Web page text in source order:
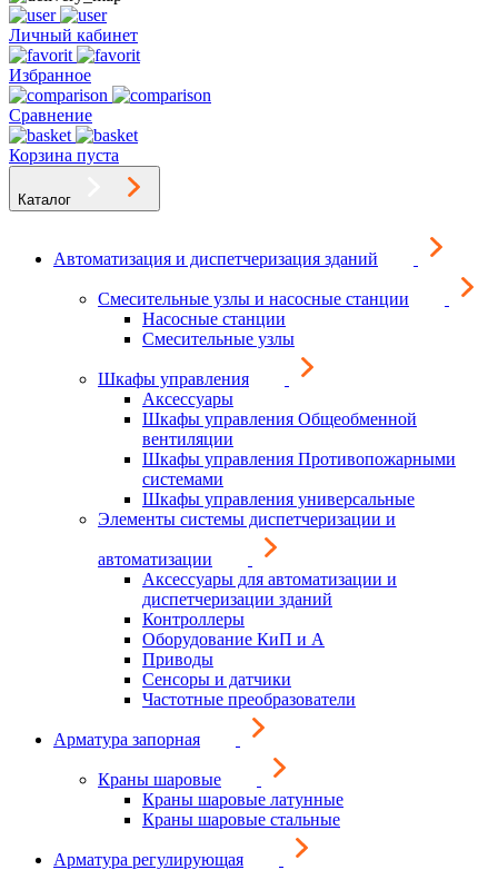
Личный кабинет
Избранное
Сравнение
Корзина пуста
Каталог
Автоматизация и диспетчеризация зданий
Смесительные узлы и насосные станции
Насосные станции
Смесительные узлы
Шкафы управления
Аксессуары
Шкафы управления Общеобменной
вентиляции
Шкафы управления Противопожарными
системами
Шкафы управления универсальные
Элементы системы диспетчеризации и
автоматизации
Аксессуары для автоматизации и
диспетчеризации зданий
Контроллеры
Оборудование КиП и А
Приводы
Сенсоры и датчики
Частотные преобразователи
Арматура запорная
Краны шаровые
Краны шаровые латунные
Краны шаровые стальные
Арматура регулирующая